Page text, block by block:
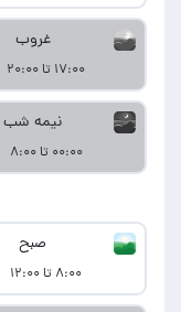
غروب
۱۷:۰۰ تا ۲۰:۰۰
نیمه شب
۰۰:۰۰ تا ۸:۰۰
صبح
۸:۰۰ تا ۱۲:۰۰